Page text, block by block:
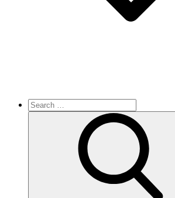
Search
for: